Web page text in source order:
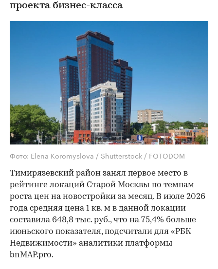
проекта бизнес-класса
Фото: Elena Koromyslova / Shutterstock / FOTODOM
Тимирязевский район занял первое место в
рейтинге локаций Старой Москвы по темпам
роста цен на новостройки за месяц. В июле 2026
года средняя цена 1 кв. м в данной локации
составила 648,8 тыс. руб., что на 75,4% больше
июньского показателя, подсчитали для «РБК
Недвижимости» аналитики платформы
bnMAP.pro.